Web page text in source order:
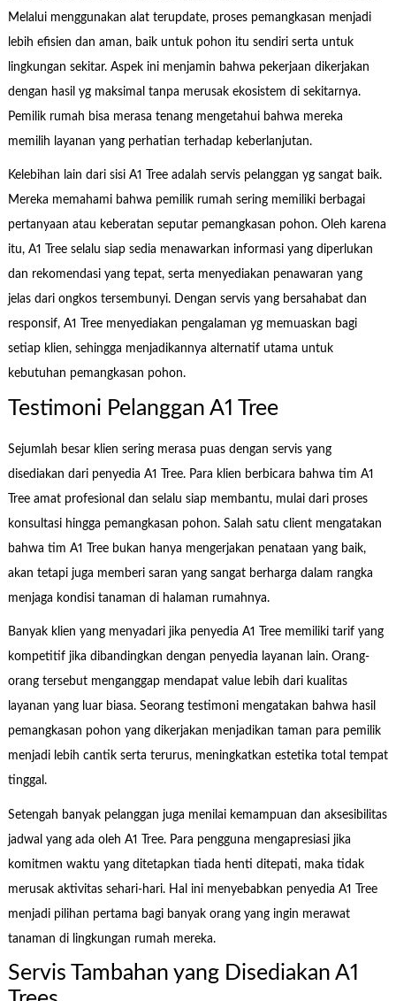
Melalui menggunakan alat terupdate, proses pemangkasan menjadi
lebih efisien dan aman, baik untuk pohon itu sendiri serta untuk
lingkungan sekitar. Aspek ini menjamin bahwa pekerjaan dikerjakan
dengan hasil yg maksimal tanpa merusak ekosistem di sekitarnya.
Pemilik rumah bisa merasa tenang mengetahui bahwa mereka
memilih layanan yang perhatian terhadap keberlanjutan.
Kelebihan lain dari sisi A1 Tree adalah servis pelanggan yg sangat baik.
Mereka memahami bahwa pemilik rumah sering memiliki berbagai
pertanyaan atau keberatan seputar pemangkasan pohon. Oleh karena
itu, A1 Tree selalu siap sedia menawarkan informasi yang diperlukan
dan rekomendasi yang tepat, serta menyediakan penawaran yang
jelas dari ongkos tersembunyi. Dengan servis yang bersahabat dan
responsif, A1 Tree menyediakan pengalaman yg memuaskan bagi
setiap klien, sehingga menjadikannya alternatif utama untuk
kebutuhan pemangkasan pohon.
Testimoni Pelanggan A1 Tree
Sejumlah besar klien sering merasa puas dengan servis yang
disediakan dari penyedia A1 Tree. Para klien berbicara bahwa tim A1
Tree amat profesional dan selalu siap membantu, mulai dari proses
konsultasi hingga pemangkasan pohon. Salah satu client mengatakan
bahwa tim A1 Tree bukan hanya mengerjakan penataan yang baik,
akan tetapi juga memberi saran yang sangat berharga dalam rangka
menjaga kondisi tanaman di halaman rumahnya.
Banyak klien yang menyadari jika penyedia A1 Tree memiliki tarif yang
kompetitif jika dibandingkan dengan penyedia layanan lain. Orang-
orang tersebut menganggap mendapat value lebih dari kualitas
layanan yang luar biasa. Seorang testimoni mengatakan bahwa hasil
pemangkasan pohon yang dikerjakan menjadikan taman para pemilik
menjadi lebih cantik serta terurus, meningkatkan estetika total tempat
tinggal.
Setengah banyak pelanggan juga menilai kemampuan dan aksesibilitas
jadwal yang ada oleh A1 Tree. Para pengguna mengapresiasi jika
komitmen waktu yang ditetapkan tiada henti ditepati, maka tidak
merusak aktivitas sehari-hari. Hal ini menyebabkan penyedia A1 Tree
menjadi pilihan pertama bagi banyak orang yang ingin merawat
tanaman di lingkungan rumah mereka.
Servis Tambahan yang Disediakan A1